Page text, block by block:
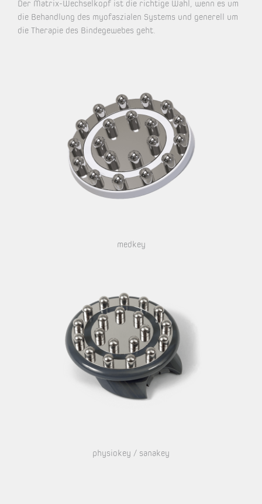
Der Matrix-Wechselkopf ist die richtige Wahl, wenn es um
die Behandlung des myofaszialen Systems und generell um
die Therapie des Bindegewebes geht.
medkey
physiokey / sanakey